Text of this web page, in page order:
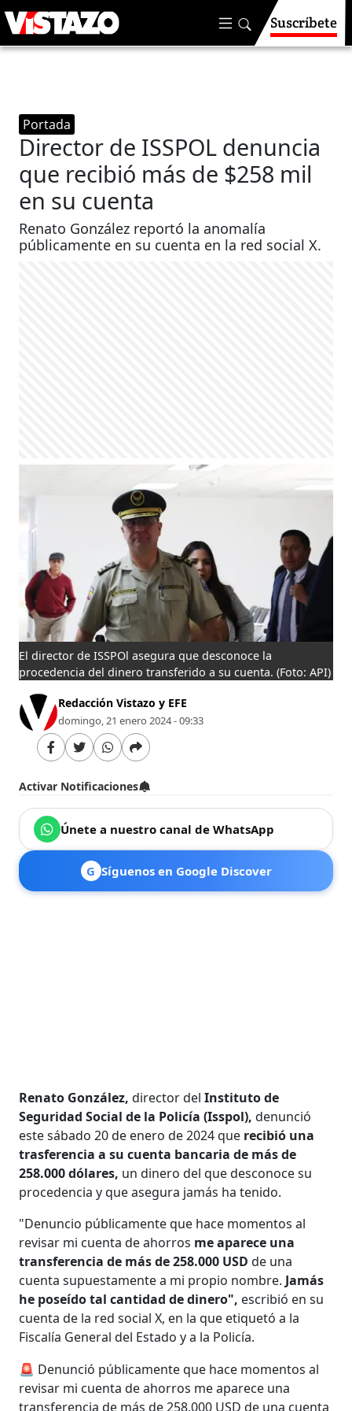
Suscríbete
Portada
Director de ISSPOL denuncia
que recibió más de $258 mil
en su cuenta
Renato González reportó la anomalía
públicamente en su cuenta en la red social X.
El director de ISSPOl asegura que desconoce la
procedencia del dinero transferido a su cuenta.(Foto: API)
Redacción Vistazo y EFE
domingo, 21 enero 2024 - 09:33
Activar Notificaciones
Únete a nuestro canal de WhatsApp
G Síguenos en Google Discover
Renato González, director delInstituto de
Seguridad Social de la Policía (Isspol), denunció
este sábado 20 de enero de 2024 que recibió una
trasferencia a su cuenta bancaria de más de
258.000 dólares, un dinero del que desconoce su
procedencia y que asegura jamás ha tenido.
"Denuncio públicamente que hace momentos al
revisar mi cuenta de ahorros me aparece una
transferencia de más de258.000 USD de una
cuenta supuestamente a mi propio nombre. Jamás
he poseído tal cantidad de dinero", escribió en su
cuenta de la red social X, en la que etiquetó a la
Fiscalía General del Estado y a la Policía.
🚨 Denunció públicamente que hace momentos al
revisar mi cuenta de ahorros me aparece una
transferencia de más de 258.000 USD de una cuenta